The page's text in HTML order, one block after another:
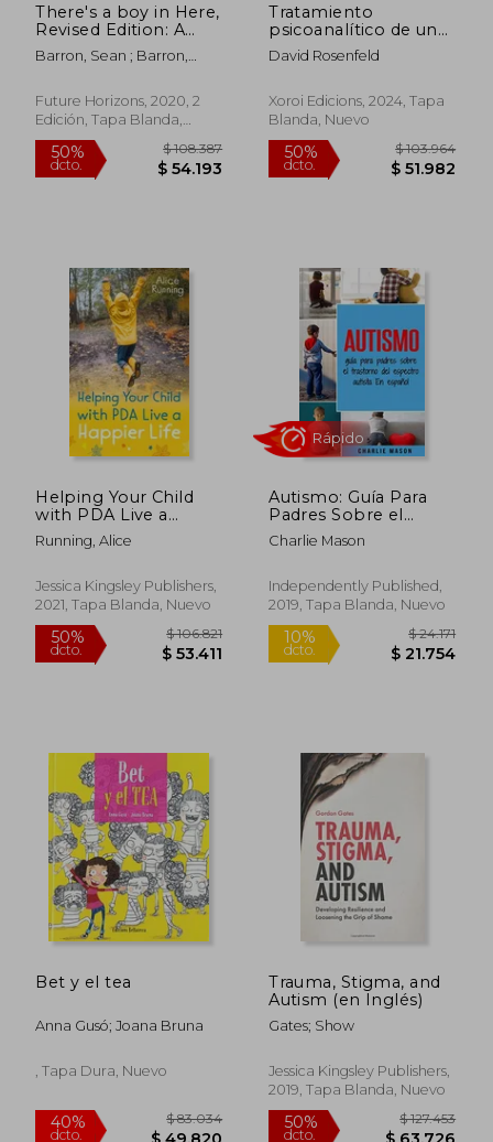
There's a boy in Here,
Revised Edition: A
Mother and her son
Tell the Story of his
Autism (en Inglés)
Barron, Sean ; Barron,
Future Horizons, 2020, 2
Edición, Tapa Blanda,
Nuevo
dcto. $ 54.193
Tratamiento
psicoanalítico de un
niños autista.
Creación del self y del
David Rosenfeld
Xoroi Edicions, 2024, Tapa
Blanda, Nuevo
dcto.
Helping Your Child
with PDA Live a
Happier Life (en
Inglés)
Running, Alice
Jessica Kingsley Publishers,
2021, Tapa Blanda, Nuevo
Autismo: Guía Para
Padres Sobre el
Trastorno del
Espectro Autista en
Charlie Mason
Independently Published,
2019, Tapa Blanda, Nuevo
Bet y el tea
Anna Gusó; Joana Bruna
, Tapa Dura, Nuevo
Trauma, Stigma, and
Autism (en Inglés)
Gates; Show
Jessica Kingsley Publishers,
2019, Tapa Blanda, Nuevo